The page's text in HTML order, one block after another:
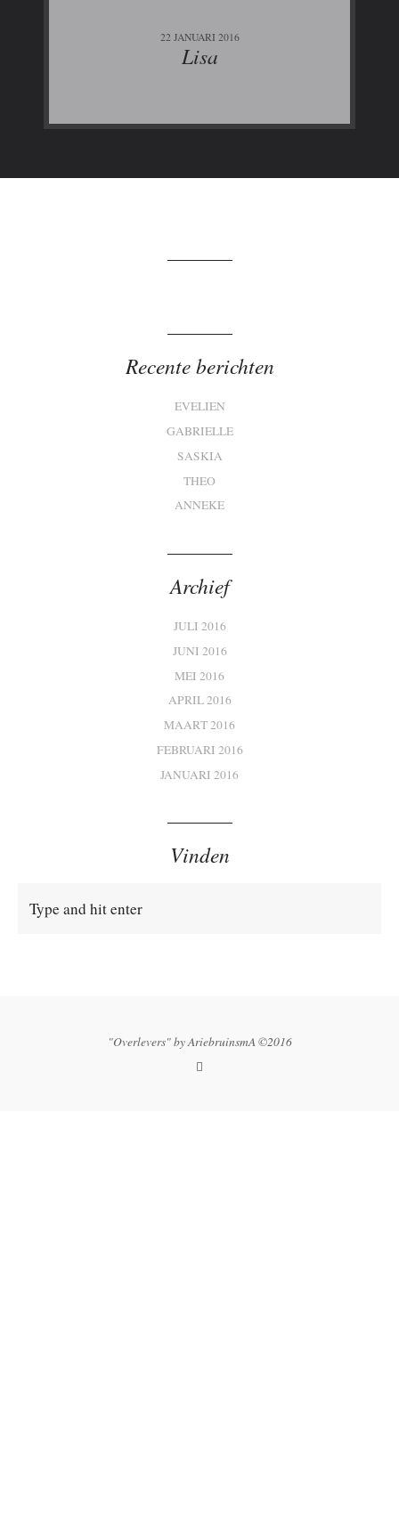
22 JANUARI 2016
Lisa
Recente berichten
EVELIEN
GABRIELLE
SASKIA
THEO
ANNEKE
Archief
JULI 2016
JUNI 2016
MEI 2016
APRIL 2016
MAART 2016
FEBRUARI 2016
JANUARI 2016
Vinden
"Overlevers" byAriebruinsmA©2016